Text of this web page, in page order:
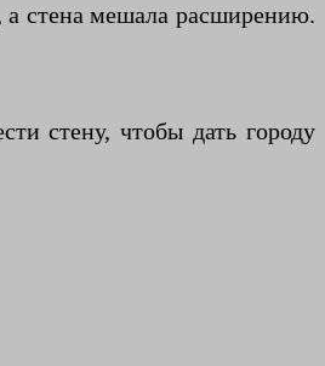
а стена мешала расширению.
стену, чтобы дать городу